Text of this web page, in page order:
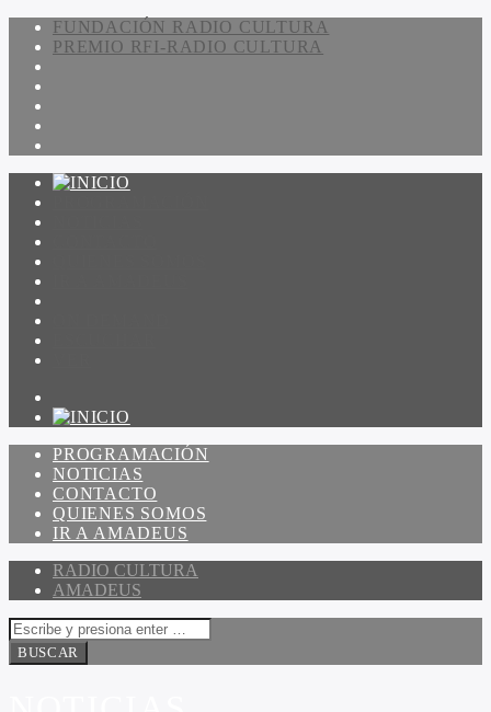
FUNDACIÓN RADIO CULTURA
PREMIO RFI-RADIO CULTURA
PROGRAMACIÓN
NOTICIAS
CONTACTO
QUIENES SOMOS
IR A AMADEUS
RADIO CULTURA
AMADEUS